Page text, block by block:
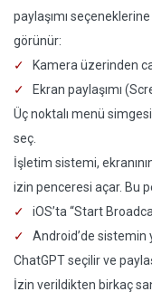
paylaşımı
görünür:
Kamera üzerinden
Ekran paylaşımı
Üç noktalı menü
seç.
İşletim sistemi,
izin penceresi açar. Bu
iOS’ta “Start
Android’de sistemin
ChatGPT seçilir ve
İzin verildikten birkaç